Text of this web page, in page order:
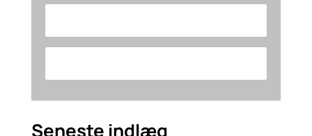
Seneste indlæg